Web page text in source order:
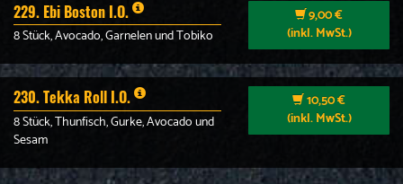
229. Ebi Boston I.O.
8 Stück, Avocado, Garnelen und Tobiko
9,00 €
(inkl. MwSt.)
230. Tekka Roll I.O.
8 Stück, Thunfisch, Gurke, Avocado und
Sesam
10,50 €
(inkl. MwSt.)